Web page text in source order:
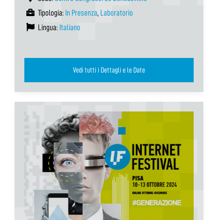
Tipologia: In Presenza, Laboratorio
Lingua: Italiano
Vedi tutti i Dettagli e le Date